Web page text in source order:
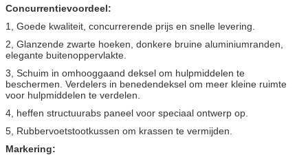
Concurrentievoordeel:
1, Goede kwaliteit, concurrerende prijs en snelle levering.
2, Glanzende zwarte hoeken, donkere bruine aluminiumranden,
elegante buitenoppervlakte.
3, Schuim in omhooggaand deksel om hulpmiddelen te
beschermen. Verdelers in benedendeksel om meer kleine ruimte
voor hulpmiddelen te verdelen.
4, heffen structuurabs paneel voor speciaal ontwerp op.
5, Rubbervoetstootkussen om krassen te vermijden.
Markering: